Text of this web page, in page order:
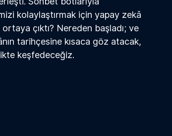
kolaylaştırmak için yapay zekâ
çıktı? Nereden başladı; ve
nın tarihçesine kısaca göz atacak,
keşfedeceğiz.